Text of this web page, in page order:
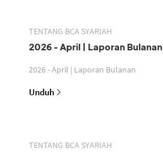
TENTANG BCA SYARIAH
2026 - April | Laporan Bulanan
2026 - April | Laporan Bulanan
Unduh
TENTANG BCA SYARIAH